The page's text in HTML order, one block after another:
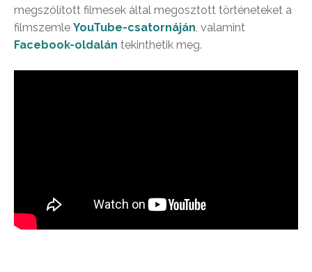
megszólított filmesek által megosztott történeteket a
filmszemle YouTube-csatornáján, valamint
Facebook-oldalán tekinthetik meg.